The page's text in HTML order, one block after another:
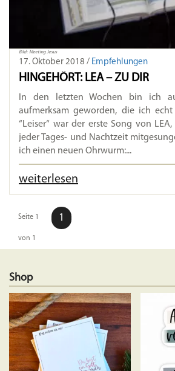
Bild: Meeting Jesus
17. Oktober 2018 / Empfehlungen
HINGEHÖRT: LEA – ZU DIR
In den letzten Wochen bin ich
aufmerksam geworden, die ich
“Leiser“ war der erste Song von
jeder Tages- und Nachtzeit
ich einen neuen Ohrwurm:...
weiterlesen
Seite 1
von 1
1
Shop